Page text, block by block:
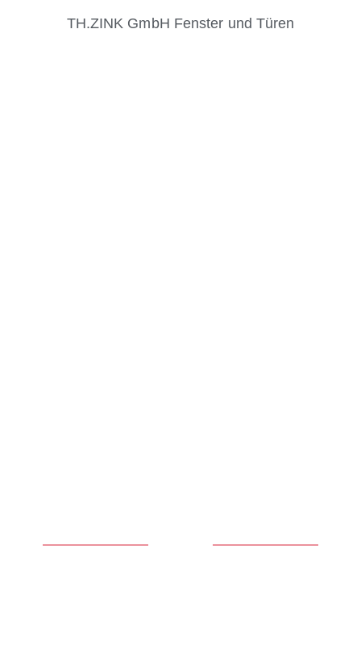
TH.ZINK GmbH Fenster und Türen